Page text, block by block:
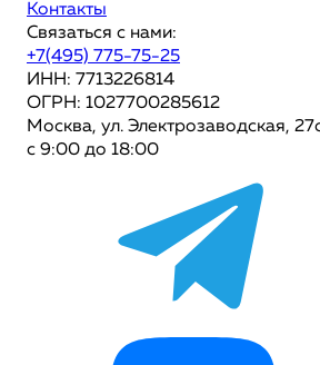
Контакты
Связаться с нами:
+7(495) 775-75-25
ИНН: 7713226814
ОГРН: 1027700285612
Москва, ул. Электрозаводская,
с 9:00 до 18:00